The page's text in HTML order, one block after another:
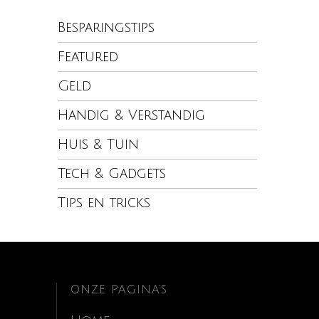
Besparingstips
Featured
Geld
Handig & Verstandig
Huis & Tuin
Tech & Gadgets
Tips en tricks
ONZE PAGINA’S